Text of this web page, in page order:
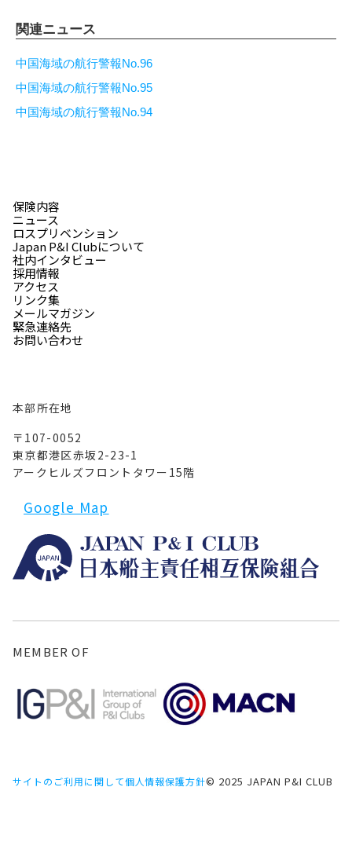
関連ニュース
中国海域の航行警報No.96
中国海域の航行警報No.95
中国海域の航行警報No.94
本部所在地
〒107-0052
東京都港区赤坂2-23-1
アークヒルズフロントタワー15階
Google Map
保険内容
社内インタビュー
緊急連絡先
ニュース
採用情報
リンク集
ロスプリベンション
アクセス
メールマガジン
Japan P&I Clubについて
お問い合わせ
MEMBER OF
サイトのご利用に関して個人情報保護方針© 2025 JAPAN P&I CLUB